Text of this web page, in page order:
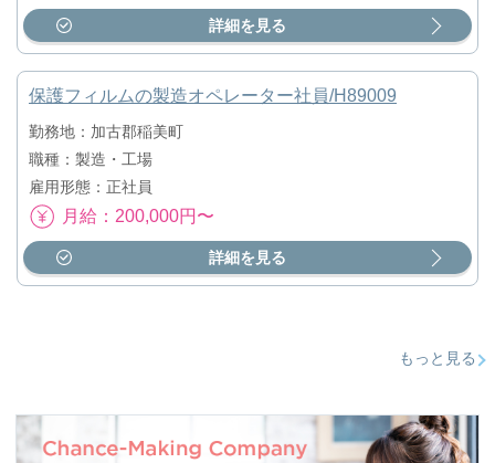
詳細を見る
保護フィルムの製造オペレーター社員/H89009
勤務地：加古郡稲美町
職種：製造・工場
雇用形態：正社員
月給：200,000円〜
詳細を見る
もっと見る